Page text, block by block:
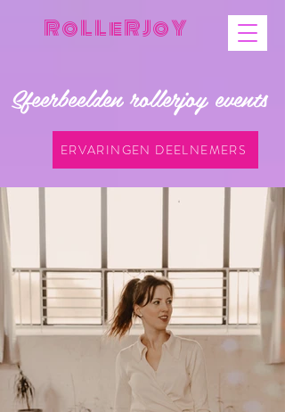
R o L L e R J o Y
Sfeerbeelden rollerjoy events
ERVARINGEN DEELNEMERS